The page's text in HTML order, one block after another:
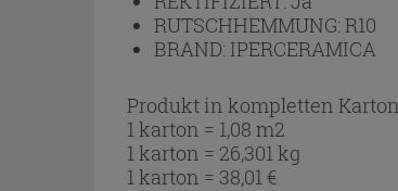
RUTSCHHEMMUNG:R10
BRAND: IPERCERAMICA
Produkt in kompletten
1 karton = 1,08 m2
1 karton = 26,301 kg
1 karton = 38,01€